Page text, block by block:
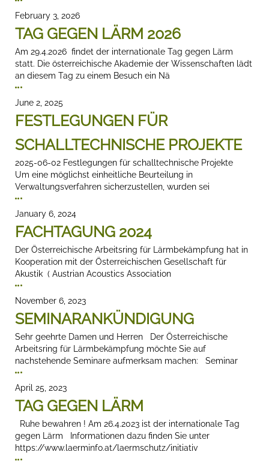
February 3, 2026
TAG GEGEN LÄRM 2026
Am 29.4.2026 findet der internationale Tag gegen Lärm
statt. Die österreichische Akademie der Wissenschaften lädt
an diesem Tag zu einem Besuch ein Nä
June 2, 2025
FESTLEGUNGEN FÜR
SCHALLTECHNISCHE PROJEKTE
2025-06-02 Festlegungen für schalltechnische Projekte
Um eine möglichst einheitliche Beurteilung in
Verwaltungsverfahren sicherzustellen, wurden sei
January 6, 2024
FACHTAGUNG 2024
Der Österreichische Arbeitsring für Lärmbekämpfung hat in
Kooperation mit der Österreichischen Gesellschaft für
Akustik ( Austrian Acoustics Association
November 6, 2023
SEMINARANKÜNDIGUNG
Sehr geehrte Damen und Herren Der Österreichische
Arbeitsring für Lärmbekämpfung möchte Sie auf
nachstehende Seminare aufmerksam machen: Seminar
April 25, 2023
TAG GEGEN LÄRM
Ruhe bewahren ! Am 26.4.2023 ist der internationale Tag
gegen Lärm Informationen dazu finden Sie unter
https://www.laerminfo.at/laermschutz/initiativ